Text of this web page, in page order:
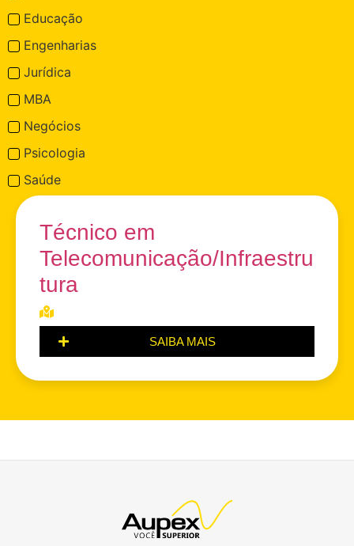
Educação
Engenharias
Jurídica
MBA
Negócios
Psicologia
Saúde
Técnico em
Telecomunicação/Infraestru
tura
SAIBA MAIS